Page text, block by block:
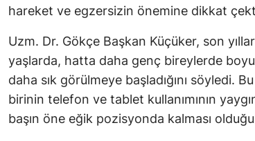
hareket ve egzersizin önemine dikkat
Uzm. Dr. Gökçe Başkan Küçüker, son
yaşlarda, hatta daha genç bireylerde
daha sık görülmeye başladığını söyledi.
birinin telefon ve tablet kullanımının
başın öne eğik pozisyonda kalması